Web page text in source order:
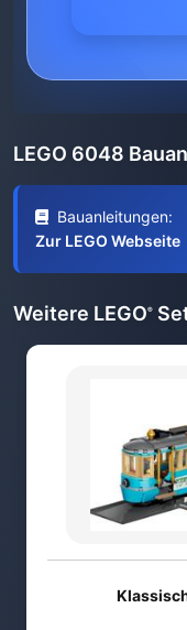
LEGO 6048
Bauanleitungen:
Zur LEGO Webseite
Weitere LEGO®